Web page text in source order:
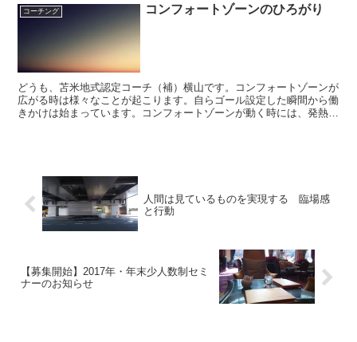
コーチング コンフォートゾーンのひろがり
どうも、苫米地式認定コーチ（補）横山です。コンフォートゾーンが
広がる時は様々なことが起こります。自らゴール設定した瞬間から働
きかけは始まっています。コンフォートゾーンが動く時には、発熱を
人間は見ているものを実現する 臨場感
と行動
【募集開始】2017年・年末少人数制セミ
ナーのお知らせ